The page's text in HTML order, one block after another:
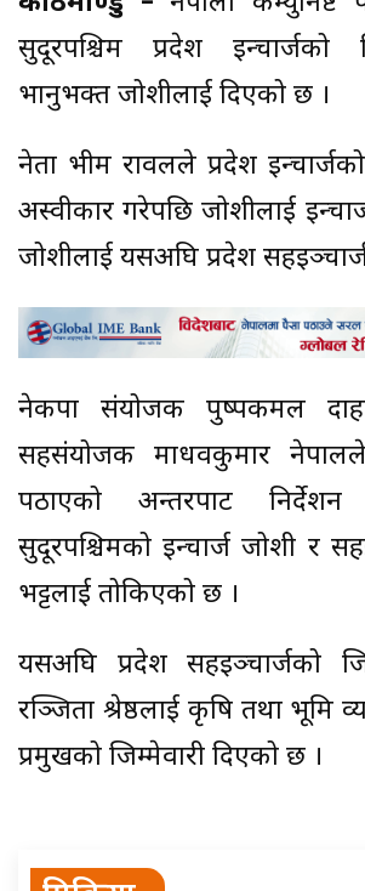
सुदूरपश्चिम प्रदेश इन्चार्जको
भानुभक्त जोशीलाई दिएको छ ।
नेता भीम रावलले प्रदेश
अस्वीकार गरेपछि जोशीलाई
जोशीलाई यसअघि प्रदेश
नेकपा संयोजक पुष्पकमल
सहसंयोजक माधवकुमार नेपालले
पठाएको अन्तरपार्टी
सुदूरपश्चिमको इन्चार्ज जोशी र
भट्टलाई तोकिएको छ ।
यसअघि प्रदेश सहइञ्चार्जको
रञ्जिता श्रेष्ठलाई कृषि तथा भूमि
प्रमुखको जिम्मेवारी दिएको छ ।